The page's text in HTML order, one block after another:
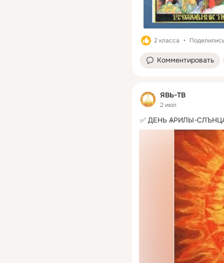
2 класса
Комментировать
ЯВЬ-ТВ
2 июл
✅ ДЕНЬ ѦРИЛЫ-